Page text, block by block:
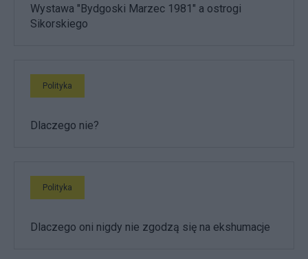
Wystawa "Bydgoski Marzec 1981" a ostrogi
Sikorskiego
Polityka
Dlaczego nie?
Polityka
Dlaczego oni nigdy nie zgodzą się na ekshumacje